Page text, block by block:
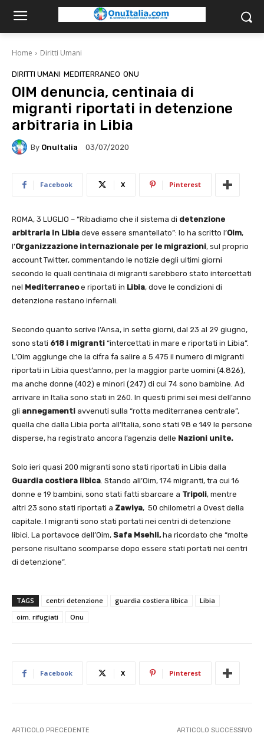
Home Diritti Umani
DIRITTI UMANI MEDITERRANEO ONU
OIM denuncia, centinaia di
migranti riportati in detenzione
arbitraria in Libia
By OnuItalia 03/07/2020
Facebook X Pinterest
ROMA, 3 LUGLIO – “Ribadiamo che il sistema di detenzione
arbitraria in Libia deve essere smantellato”: lo ha scritto l’Oim,
l’Organizzazione internazionale per le migrazioni, sul proprio
account Twitter, commentando le notizie degli ultimi giorni
secondo le quali centinaia di migranti sarebbero stato intercettati
nel Mediterraneoe riportati in Libia, dove le condizioni di
detenzione restano infernali.
Secondo quanto scrive l’Ansa, in sette giorni, dal 23 al 29 giugno,
sono stati 618 i migranti “intercettati in mare e riportati in Libia”.
L’Oim aggiunge che la cifra fa salire a 5.475 il numero di migranti
riportati in Libia quest’anno, per la maggior parte uomini (4.826),
ma anche donne (402) e minori (247) di cui 74 sono bambine. Ad
arrivare in Italia sono stati in 260. In questi primi sei mesi dell’anno
gli annegamenti avvenuti sulla “rotta mediterranea centrale”,
quella che dalla Libia porta all’Italia, sono stati 98 e 149 le persone
disperse, ha registrato ancora l’agenzia delle Nazioni unite.
Solo ieri quasi 200 migranti sono stati riportati in Libia dalla
Guardia costiera libica. Stando all’Oim, 174 migranti, tra cui 16
donne e 19 bambini, sono stati fatti sbarcare a Tripoli, mentre
altri 23 sono stati riportati a Zawiya, 50 chilometri a Ovest della
capitale. I migranti sono stati portati nei centri di detenzione
libici. La portavoce dell’Oim, Safa Msehli,ha ricordato che “molte
persone risultano scomparse dopo essere stati portati nei centri
di detenzione”.
TAGS centri detenzione guardia costiera libica
Libia
oim. rifugiati
Onu
Facebook X Pinterest
ARTICOLO PRECEDENTE ARTICOLO SUCCESSIVO